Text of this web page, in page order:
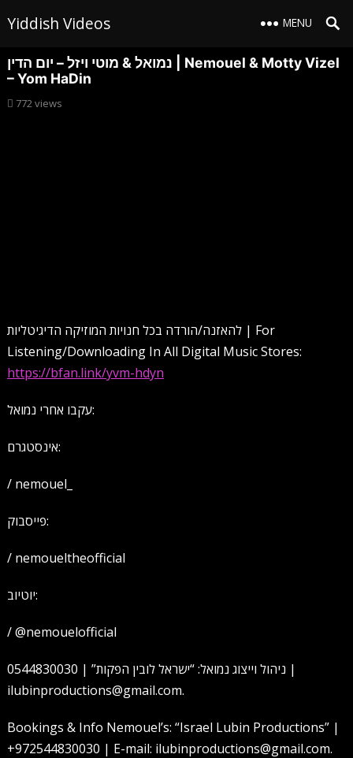
Yiddish Videos MENU
נמואל & מוטי ויזל – יום הדין | Nemouel & Motty Vizel
– Yom HaDin
772views
להאזנה/הורדה בכל חנויות המוזיקה הדיגיטליות | For
Listening/Downloading In All Digital Music Stores:
https://bfan.link/yvm-hdyn
עקבו אחרי נמואל:
אינסטגרם:
/ nemouel_
פייסבוק:
/ nemoueltheofficial
יוטיוב:
/ @nemouelofficial
ניהול וייצוג נמואל: “ישראל לובין הפקות” | 0544830030 |
ilubinproductions@gmail.com.
Bookings & Info Nemouel’s: “Israel Lubin Productions” |
+972544830030 | E-mail: ilubinproductions@gmail.com.